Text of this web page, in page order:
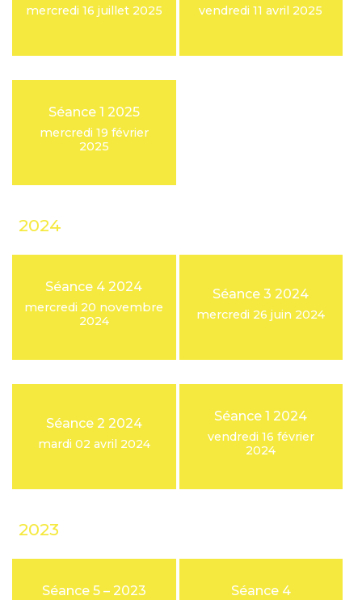
mercredi 16 juillet 2025 vendredi 11 avril 2025
Séance 1 2025
mercredi 19 février
2025
2024
Séance 4 2024
mercredi 20 novembre
2024
Séance 3 2024
mercredi 26 juin 2024
Séance 2 2024
mardi 02 avril 2024
Séance 1 2024
vendredi 16 février
2024
2023
Séance 5 – 2023 Séance 4